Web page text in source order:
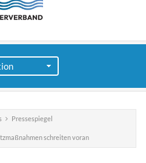
Pressespiegel
schreiten voran